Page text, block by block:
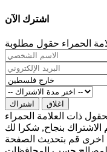
اشترك الآن
الحمراء حقول مطلوبة
اشتراك اغلاق
ذات العلامة الحمراء
الاشتراك بنجاح, شكرا لك
اخرى قم بتحديث الصفحة